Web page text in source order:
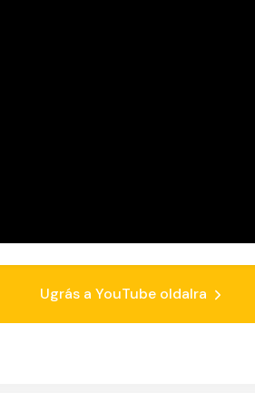
Ugrás a YouTube oldalra